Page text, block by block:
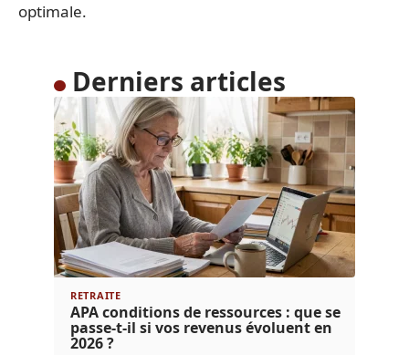
optimale.
Derniers articles
RETRAITE
APA conditions de ressources : que se
passe-t-il si vos revenus évoluent en
2026 ?